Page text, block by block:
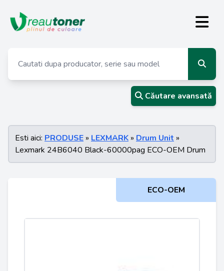
Căutare avansată
Esti aici: PRODUSE » LEXMARK » Drum Unit »
Lexmark 24B6040 Black-60000pag ECO-OEM Drum
ECO-OEM